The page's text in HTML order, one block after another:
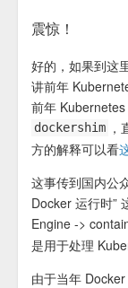
震惊！
好的，如果到这
讲前年
前年
dockershim
方的解释可以看
这事传到国内公
Docker 运行时”
Engine ->
是用于处理
由于当年